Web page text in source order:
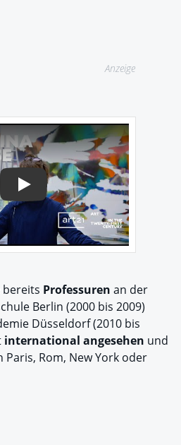
Anzeige
Play
bereits Professuren an der
Berlin (2000 bis 2009)
Düsseldorf (2010 bis
international angesehen und
Rom, New York oder